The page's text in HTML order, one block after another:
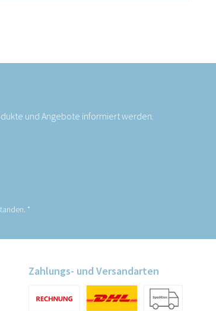
und Angebote informiert werden.
*
Zahlungs- und Versandarten